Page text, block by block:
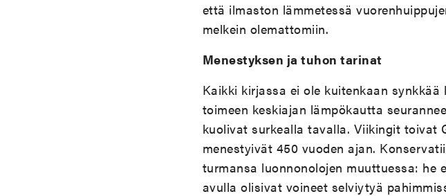
että ilmaston lämmetessä
melkein olemattomiin.
Menestyksen ja tuhon tarinat
Kaikki kirjassa ei ole kuitenkaan
toimeen keskiajan lämpökautta
kuolivat surkealla tavalla. Viikingit toivat
menestyivät 450 vuoden ajan.
turmansa luonnonolojen muuttuessa: he
avulla olisivat voineet selviytyä